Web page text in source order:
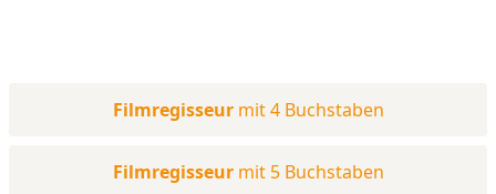
Filmregisseur mit 4 Buchstaben
Filmregisseur mit 5 Buchstaben